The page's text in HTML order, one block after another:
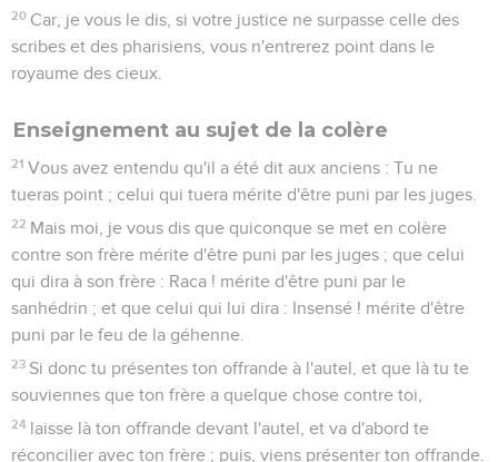
20 Car, je vous le dis, si votre justice ne surpasse celle des
scribes et des pharisiens, vous n'entrerez point dans le
royaume des cieux.
Enseignement au sujet de la colère
21 Vous avez entendu qu'il a été dit aux anciens : Tu ne
tueras point ; celui qui tuera mérite d'être puni par les juges.
22 Mais moi, je vous dis que quiconque se met en colère
contre son frère mérite d'être puni par les juges ; que celui
qui dira à son frère : Raca ! mérite d'être puni par le
sanhédrin ; et que celui qui lui dira : Insensé ! mérite d'être
puni par le feu de la géhenne.
23 Si donc tu présentes ton offrande à l'autel, et que là tu te
souviennes que ton frère a quelque chose contre toi,
24 laisse là ton offrande devant l'autel, et va d'abord te
réconcilier avec ton frère ; puis, viens présenter ton offrande.